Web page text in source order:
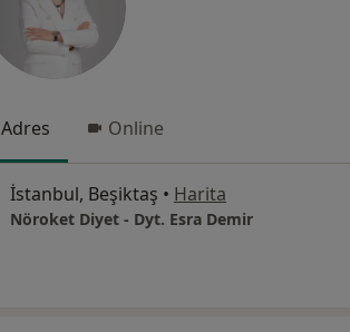
Adres Online
İstanbul, Beşiktaş • Harita
Nöroket Diyet - Dyt. Esra Demir